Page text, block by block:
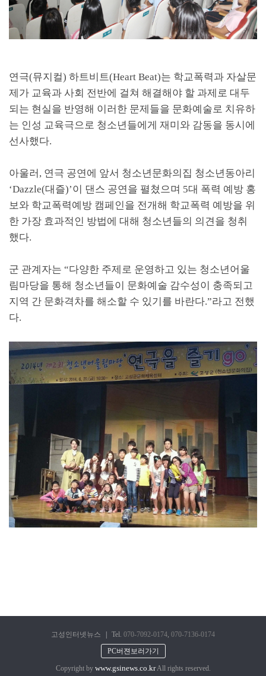
연극(뮤지컬) 하트비트(Heart Beat)는 학교폭력과 자살문
제가 교육과 사회 전반에 걸쳐 해결해야 할 과제로 대두
되는 현실을 반영해 이러한 문제들을 문화예술로 치유하
는 인성 교육극으로 청소년들에게 재미와 감동을 동시에
선사했다.
아울러 , 연극 공연에 앞서 청소년문화의집 청소년동아리
‘Dazzle(대즐)’이 댄스 공연을 펼쳤으며 5대 폭력 예방 홍
보와 학교폭력예방 캠페인을 전개해 학교폭력 예방을 위
한 가장 효과적인 방법에 대해 청소년들의 의견을 청취
했다.
군 관계자는 “다양한 주제로 운영하고 있는 청소년어울
림마당을 통해 청소년들이 문화예술 감수성이 충족되고
지역 간 문화격차를 해소할 수 있기를 바란다.”라고 전했
다.
고성인터넷뉴스 Tel. 070-7092-0174, 070-7136-0174
PC버젼보러가기
Copyright by www.gsinews.co.krAll rights reserved.